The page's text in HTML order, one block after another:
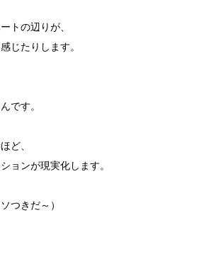
トの辺りが、
じたりします。
です。
ど、
ョンが現実化します。
つきだ～）